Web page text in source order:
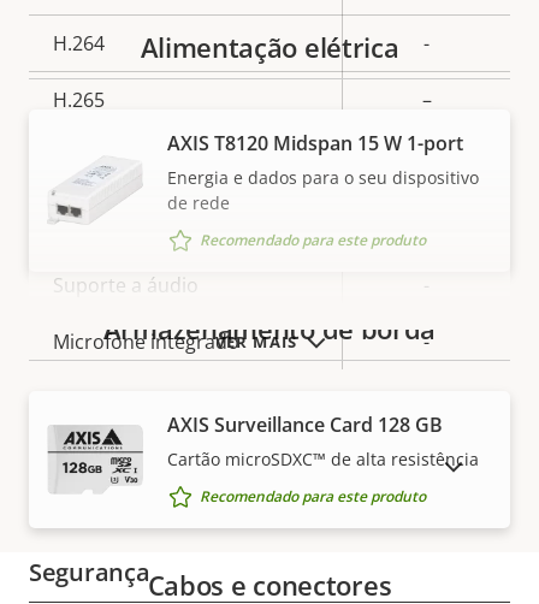
da
propriedade
propriedade
H.264 -
H.265 –
–
Áudio
Descrição
propriedade
propriedade
Suporte a áudio -
Microfone integrado -
Rede
Descrição
da
Valor da
propriedade
Classe de PoE 1
Segurança
VER MAIS
Alimentação elétrica
AXIS T8120 Midspan 15 W 1-port
Energia e dados para o seu dispositivo
de rede
Recomendado para este produto
Armazenamento de borda
AXIS Surveillance Card 128 GB
Cartão microSDXC™ de alta resistência
Recomendado para este produto
Cabos e conectores
MOSTRAR PRODUTOS DESCONTINUADOS